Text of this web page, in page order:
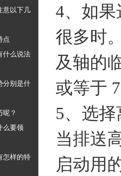
意以下几
点
什么说法
分别是什
呢？
么要领
怎样的特
4、如
很多时
及轴的
或等于
5、选
当排送
启动用